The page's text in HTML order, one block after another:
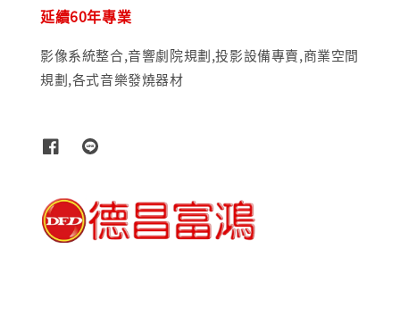
延續60年專業
影像系統整合,音響劇院規劃,投影設備專賣,商業空間
規劃,各式音樂發燒器材